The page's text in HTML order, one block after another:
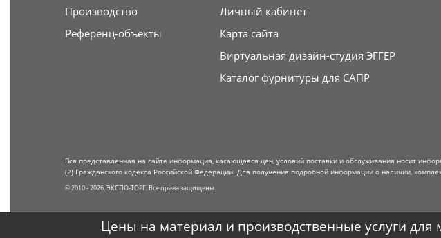
Производство
Референц-объекты
Личный кабинет
Карта сайта
Виртуальная дизайн-студия ЭГГЕР
Каталог фурнитуры для САПР
Вся представленная на сайте информация, касающаяся цен, условий поставки и обслуживания носит
(2) Гражданского кодекса Российской Федерации. Для получения подробной информации о наличии,
© 2010 - 2026. ЭКСПО-ТОРГ. Все права защищены.
Цены на материал и производственные услуги